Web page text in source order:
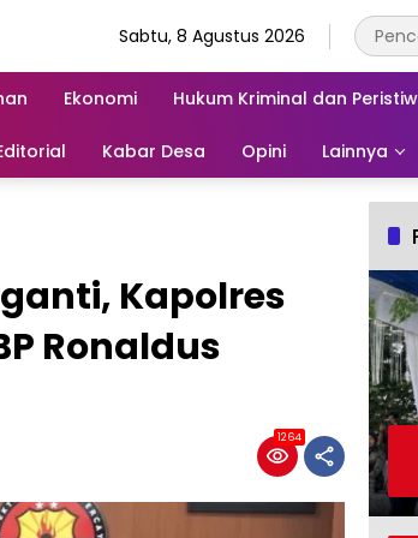
Sabtu, 8 Agustus 2026
Ekonomi Hukum Kriminal dan
Kabar Desa Opini Lainnya
Kapolres
Ronaldus
1264